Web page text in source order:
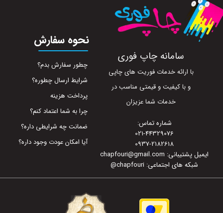
سامانه چاپ فوری
با ارائه خدمات فوریت های چاپی
و با کیفیت و قیمتی مناسب در
خدمات شما عزیزان
شماره تماس:
021-44329076
0937-2182618
ایمیل پشتیبانی: chapfouri@gmail.com
شبکه های اجتماعی: chapfouri
@
نحوه سفارش
چطور سفارش بدم؟
شرایط ارسال چطوره؟
پرداخت هزینه
چرا به شما اعتماد کنم؟
ضمانت چه شرایطی داره؟
آیا امکان عودت وجود داره؟